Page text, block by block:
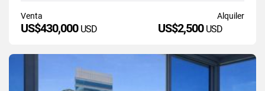
Venta
US$430,000 USD
Alquiler
US$2,500 USD